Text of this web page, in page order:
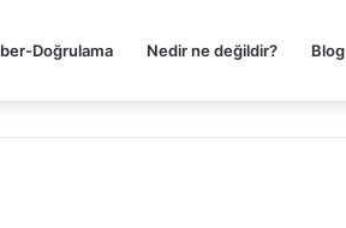
Doğrulama Nedir ne değildir? Blog